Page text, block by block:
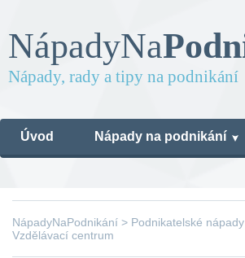
NápadyNa
Nápady, rady a tipy na podnikání
Úvod Nápady na podnikání
NápadyNaPodnikání > Podnikatelské nápady
Vzdělávací centrum